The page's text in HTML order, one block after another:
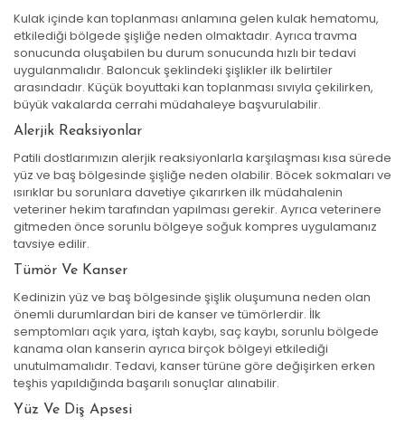
Kulak içinde kan toplanması anlamına gelen kulak hematomu,
etkilediği bölgede şişliğe neden olmaktadır. Ayrıca travma
sonucunda oluşabilen bu durum sonucunda hızlı bir tedavi
uygulanmalıdır. Baloncuk şeklindeki şişlikler ilk belirtiler
arasındadır. Küçük boyuttaki kan toplanması sıvıyla çekilirken,
büyük vakalarda cerrahi müdahaleye başvurulabilir.
Alerjik Reaksiyonlar
Patili dostlarımızın alerjik reaksiyonlarla karşılaşması kısa sürede
yüz ve baş bölgesinde şişliğe neden olabilir. Böcek sokmaları ve
ısırıklar bu sorunlara davetiye çıkarırken ilk müdahalenin
veteriner hekim tarafından yapılması gerekir. Ayrıca veterinere
gitmeden önce sorunlu bölgeye soğuk kompres uygulamanız
tavsiye edilir.
Tümör Ve Kanser
Kedinizin yüz ve baş bölgesinde şişlik oluşumuna neden olan
önemli durumlardan biri de kanser ve tümörlerdir. İlk
semptomları açık yara, iştah kaybı, saç kaybı, sorunlu bölgede
kanama olan kanserin ayrıca birçok bölgeyi etkilediği
unutulmamalıdır. Tedavi, kanser türüne göre değişirken erken
teşhis yapıldığında başarılı sonuçlar alınabilir.
Yüz Ve Diş Apsesi